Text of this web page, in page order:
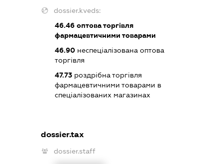
dossier.kveds:
46.46 оптова торгівля
фармацевтичними товарами
46.90 неспеціалізована оптова
торгівля
47.73 роздрібна торгівля
фармацевтичними товарами в
спеціалізованих магазинах
dossier.tax
dossier.staff